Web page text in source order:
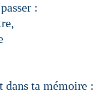
:
dans ta mémoire :